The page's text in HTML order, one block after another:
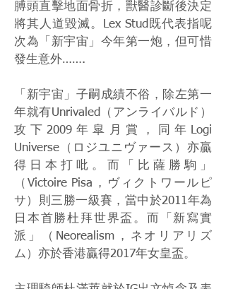
膊頭直擊地面骨折，獸醫診斷後決定
將其人道毀滅。Lex Stud既代表指呢
次為「新宇宙」今年第一炮，但可惜
發生意外…….
「新宇宙」子嗣成績不俗，除左第一
年就有Unrivaled（アンライバルド）
攻下2009年皐月賞，同年Logi
Universe（ロジユニヴァース）亦贏
得日本打吡。而「比薩勝駒」
（Victoire Pisa，ヴィクトワールピ
サ）則三勝一級賽，當中於2011年為
日本首勝杜拜世界盃。而「新寫實
派」（Neorealism，ネオリアリズ
ム）亦於香港贏得2017年女皇盃。